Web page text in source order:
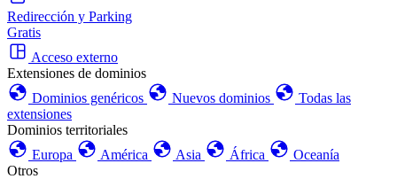
Redirección y Parking
Gratis
Acceso externo
Extensiones de dominios
Dominios genéricos
Nuevos dominios
Todas las
extensiones
Dominios territoriales
Europa
América Asia África
Oceanía
Otros